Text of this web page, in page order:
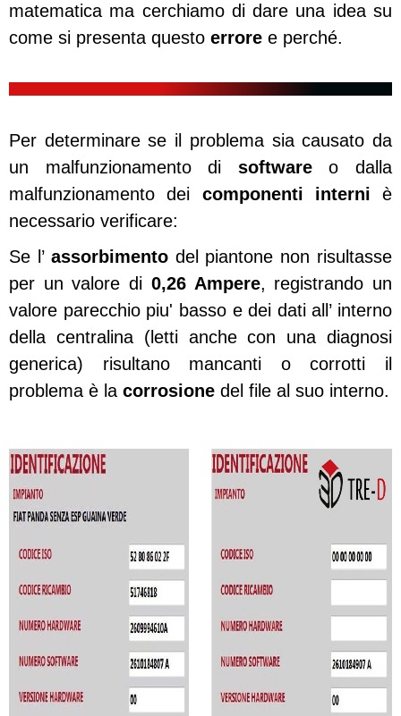
matematica ma cerchiamo di dare una idea su
come si presenta questo errore e perché.
Per determinare se il problema sia causato da
un malfunzionamento di softwareo dalla
malfunzionamento dei componenti interni è
necessario verificare:
Se l’ assorbimentodel piantone non risultasse
per un valore di 0,26 Ampere, registrando un
valore parecchio piu' basso e dei dati all’ interno
della centralina (letti anche con una diagnosi
generica) risultano mancanti o corrotti il
problema è la corrosione del file al suo interno.